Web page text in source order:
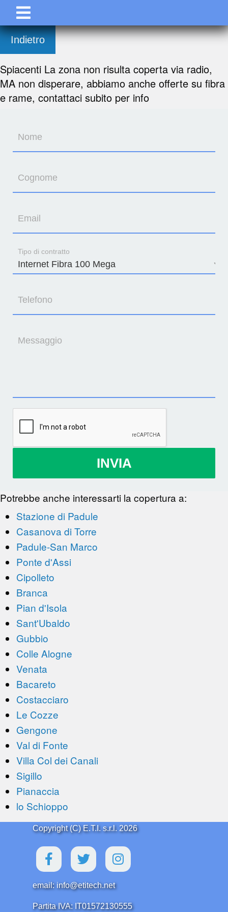
Indietro
Spiacenti La zona non risulta coperta via radio,
MA non disperare, abbiamo anche offerte su fibra
e rame, contattaci subito per info
Nome
Cognome
Email
Tipo di contratto
Telefono
Messaggio
INVIA
Potrebbe anche interessarti la copertura a:
Stazione di Padule
Casanova di Torre
Padule-San Marco
Ponte d'Assi
Cipolleto
Branca
Pian d'Isola
Sant'Ubaldo
Gubbio
Colle Alogne
Venata
Bacareto
Costacciaro
Le Cozze
Gengone
Val di Fonte
Villa Col dei Canali
Sigillo
Pianaccia
lo Schioppo
Copyright (C) E.T.I. s.r.l. 2026
email: info@etitech.net
Partita IVA: IT01572130555